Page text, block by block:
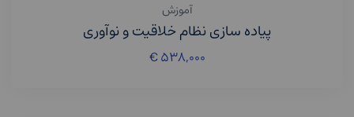
آموزش
پیاده سازی نظام خلاقیت و نوآوری
€۵۳۸,۰۰۰